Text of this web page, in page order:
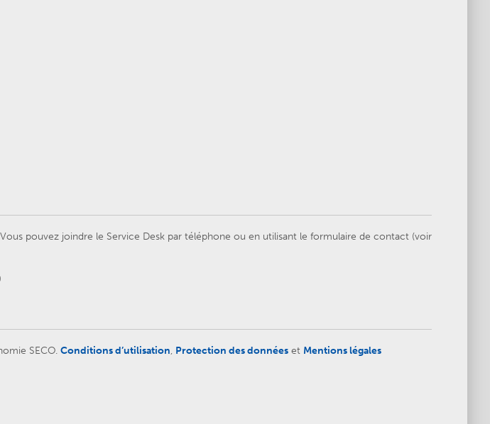
pouvez joindre le Service Desk par téléphone ou en utilisant le formulaire de contact (voir
SECO. Conditions d’utilisation, Protection des données et Mentions légales